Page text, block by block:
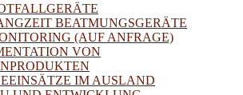
BEATMUNGSGERÄTE
(AUF ANFRAGE)
VON
IM AUSLAND